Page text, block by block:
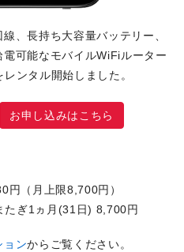
、長持ち大容量バッテリー、
可能なモバイルWiFiルーター
レンタル開始しました。
お申し込みはこちら
円（月上限8,700円）
たぎ1ヵ月(31日) 8,700円
ョンからご覧ください。